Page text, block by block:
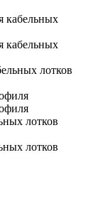
кабельных
кабельных
лотков
лотков
лотков